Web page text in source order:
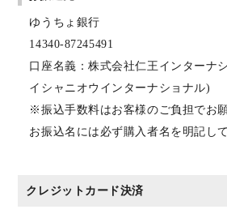
ゆうちょ銀行
14340-87245491
口座名義：株式会社仁王インターナ
イシャニオウインターナショナル)
※振込手数料はお客様のご負担でお
お振込名には必ず購入者名を明記し
クレジットカード決済